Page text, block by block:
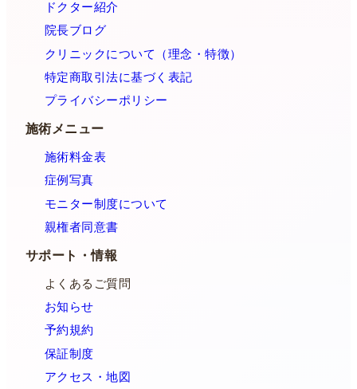
ドクター紹介
院長ブログ
クリニックについて（理念・特徴）
特定商取引法に基づく表記
プライバシーポリシー
施術メニュー
施術料金表
症例写真
モニター制度について
親権者同意書
サポート・情報
よくあるご質問
お知らせ
予約規約
保証制度
アクセス・地図